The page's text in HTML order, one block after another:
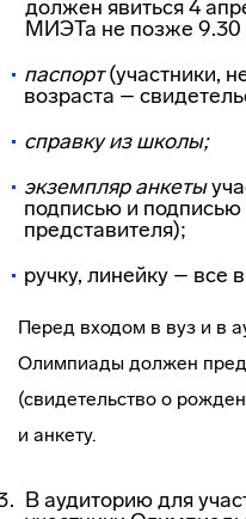
должен явиться 4
МИЭТа не позже 9.30
паспорт(участники,
возраста –
справку из школы;
экземпляр анкеты
подписью и
представителя);
ручку, линейку – все
Перед входом в вуз и в
Олимпиады должен
(свидетельство о
и анкету.
В аудиторию для